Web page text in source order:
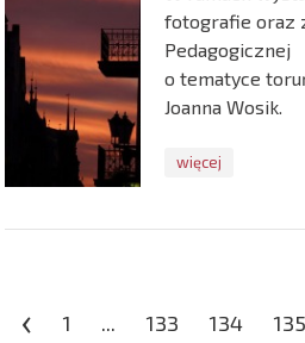
fotografie oraz
Pedagogicznej
o tematyce
Joanna Wosik.
więcej
‹ 1 ... 133 134 135